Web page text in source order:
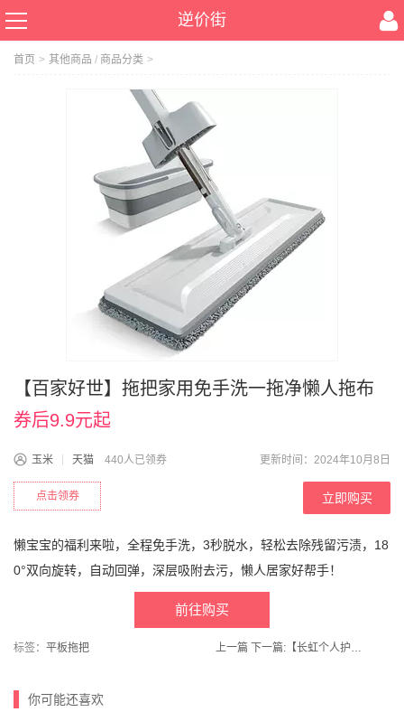
逆价街
首页 > 其他商品 / 商品分类 >
【百家好世】拖把家用免手洗一拖净懒人拖布
券后9.9元起
玉米 天猫 440人已领券 更新时间：2024年10月8日
点击领券 立即购买
懒宝宝的福利来啦，全程免手洗，3秒脱水，轻松去除残留污渍，18
0°双向旋转，自动回弹，深层吸附去污，懒人居家好帮手！
前往购买
标签： 平板拖把 上一篇 下一篇: 【长虹个人护理旗舰店】泡脚桶加热恒温电动按摩熏蒸足浴器
你可能还喜欢